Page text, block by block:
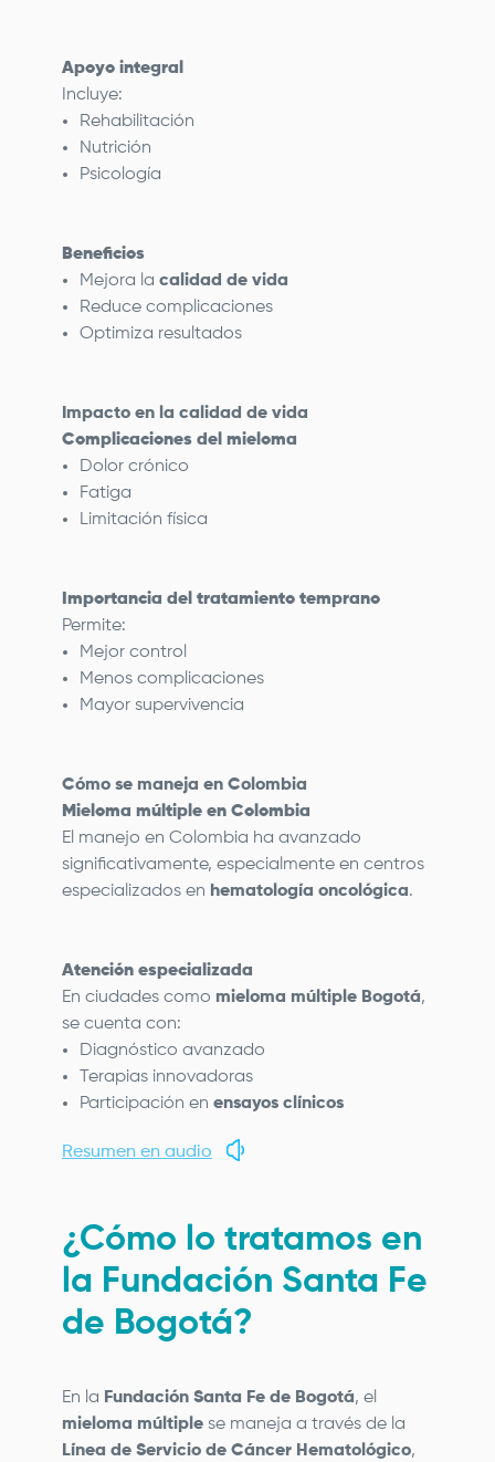
Apoyo integral
Incluye:
Rehabilitación
Nutrición
Psicología
Beneficios
Mejora la calidad de vida
Reduce complicaciones
Optimiza resultados
Impacto en la calidad de vida
Complicaciones del mieloma
Dolor crónico
Fatiga
Limitación física
Importancia del tratamiento temprano
Permite:
Mejor control
Menos complicaciones
Mayor supervivencia
Cómo se maneja en Colombia
Mieloma múltiple en Colombia
El manejo en Colombia ha avanzado
significativamente, especialmente en centros
especializados en hematología oncológica.
Atención especializada
En ciudades como mieloma múltiple Bogotá,
se cuenta con:
Diagnóstico avanzado
Terapias innovadoras
Participación en ensayos clínicos
Resumen en audio
¿Cómo lo tratamos en
la Fundación Santa Fe
de Bogotá?
En la Fundación Santa Fe de Bogotá, el
mieloma múltiple se maneja a través de la
Línea de Servicio de Cáncer Hematológico,